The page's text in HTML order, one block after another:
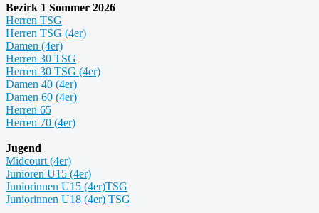
Bezirk 1 Sommer 2026
Herren TSG
Herren TSG (4er)
Damen (4er)
Herren 30 TSG
Herren 30 TSG (4er)
Damen 40 (4er)
Damen 60 (4er)
Herren 65
Herren 70 (4er)
Jugend
Midcourt (4er)
Junioren U15 (4er)
Juniorinnen U15 (4er)TSG
Juniorinnen U18 (4er) TSG